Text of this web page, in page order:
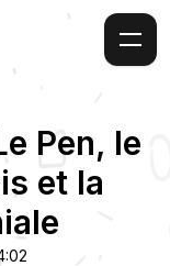
Pen, le
et la